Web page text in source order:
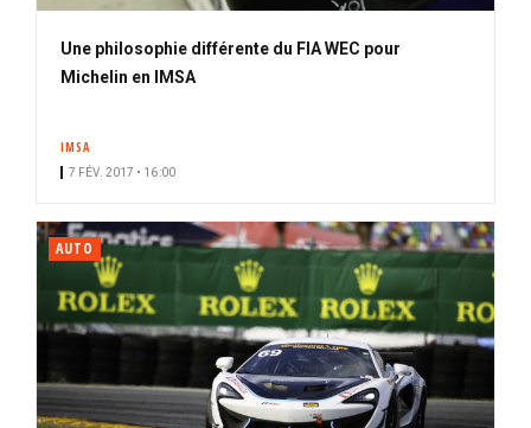
Une philosophie différente du FIA WEC pour
Michelin en IMSA
IMSA
7 FÉV. 2017 • 16:00
AUTO